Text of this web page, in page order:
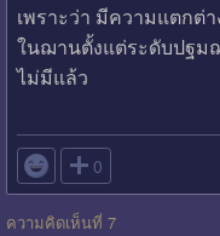
เพราะว่า มีความแตกต่
ในฌานตั้งแต่ระดับปฐ
ไม่มีแล้ว
 0
ความคิดเห็นที่ 7